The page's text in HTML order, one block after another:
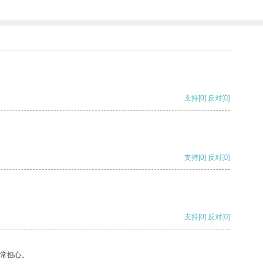
支持[0] 反对[0]
支持[0] 反对[0]
支持[0] 反对[0]
担心。